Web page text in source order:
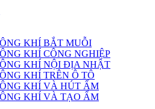
KHÍ BẮT MUỖI
KHÍ CÔNG NGHIỆP
KHÍ NỘI ĐỊA NHẬT
KHÍ TRÊN Ô TÔ
KHÍ VÀ HÚT ẨM
KHÍ VÀ TẠO ẨM